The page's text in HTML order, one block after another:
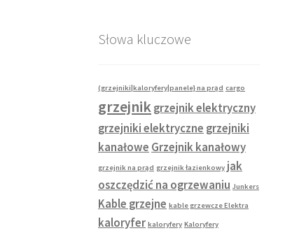
Słowa kluczowe
(grzejniki|kaloryfery|panele} na prąd cargo
grzejnikgrzejnik elektryczny
grzejniki elektryczne grzejniki
kanałowe Grzejnik kanałowy
grzejnik na prąd grzejnik łazienkowy jak
oszczędzić na ogrzewaniu Junkers
Kable grzejne kable grzewcze Elektra
kaloryfer kaloryfery Kaloryfery